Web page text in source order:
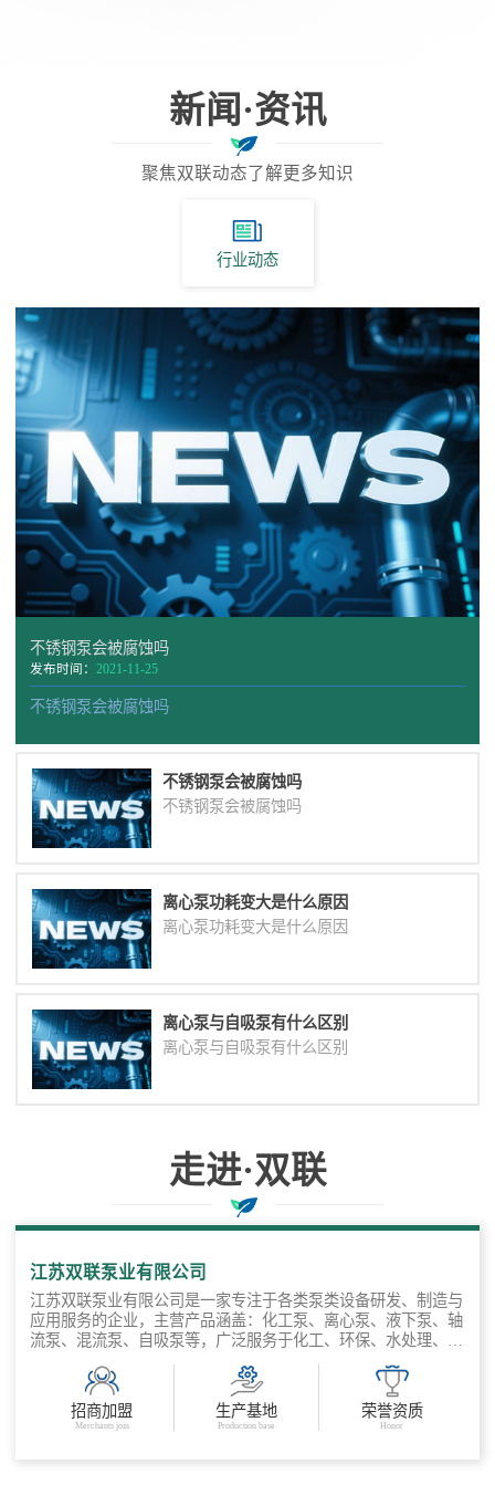
新闻·资讯
聚焦双联动态了解更多知识
行业动态
不锈钢泵会被腐蚀吗
发布时间： 2021-11-25
不锈钢泵会被腐蚀吗
不锈钢泵会被腐蚀吗
不锈钢泵会被腐蚀吗
离心泵功耗变大是什么原因
离心泵功耗变大是什么原因
离心泵与自吸泵有什么区别
离心泵与自吸泵有什么区别
走进·双联
与您协作共赢
江苏双联泵业有限公司
江苏双联泵业有限公司是一家专注于各类泵类设备研发、制造与
应用服务的企业，主营产品涵盖：化工泵、离心泵、液下泵、轴
流泵、混流泵、自吸泵等，广泛服务于化工、环保、水处理、电
以品质为基础”，聚焦客户输送需求，提供标准产品 + 非标定制
+ 工程选型支持的全流程服务，打造从泵体设计到系统集成的多
场景流体输送解决方案。 公司产品可定制泵体材质（不锈钢、
便，工程选型支持，3D图纸/选型表提供，快速交货，售后保
招商加盟
Merchants join
生产基地
Production base
荣誉资质
Honor